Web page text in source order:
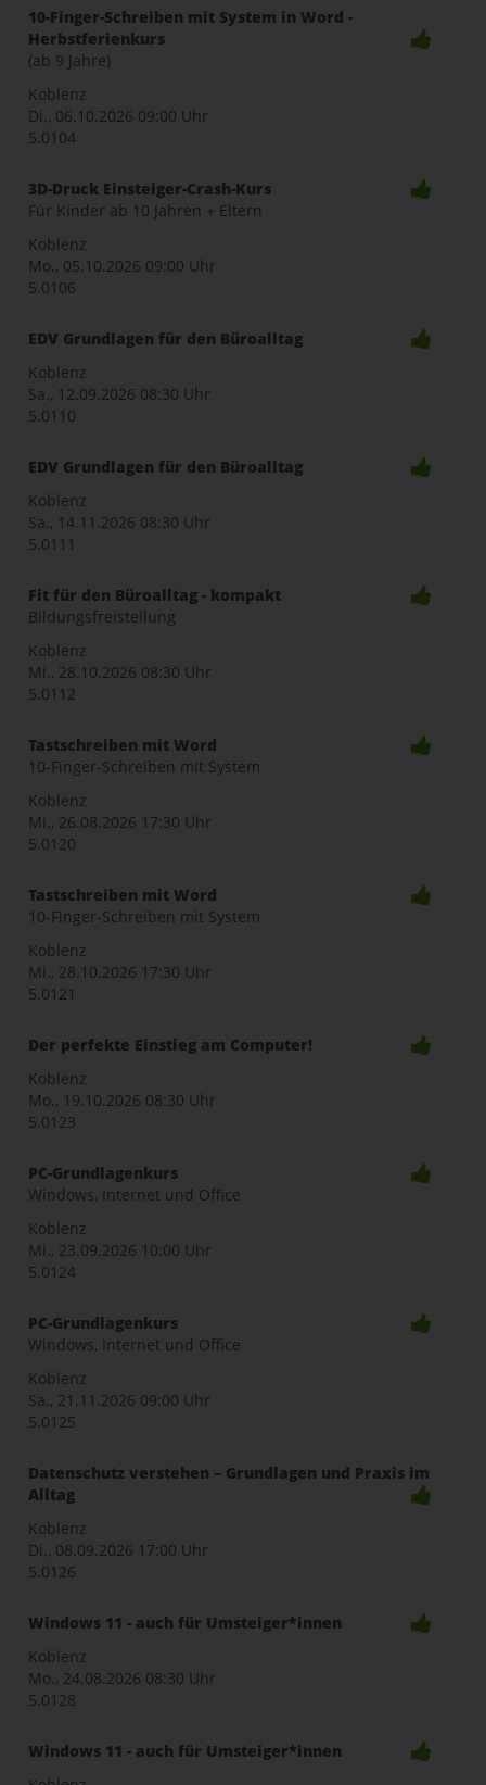
10-Finger-Schreiben mit System in Word -
Herbstferienkurs
(ab 9 Jahre)
Koblenz
Di., 06.10.2026 09:00 Uhr
5.0104
3D-Druck Einsteiger-Crash-Kurs
Für Kinder ab 10 Jahren + Eltern
Koblenz
Mo., 05.10.2026 09:00 Uhr
5.0106
EDV Grundlagen für den Büroalltag
Koblenz
Sa., 12.09.2026 08:30 Uhr
5.0110
EDV Grundlagen für den Büroalltag
Koblenz
Sa., 14.11.2026 08:30 Uhr
5.0111
Fit für den Büroalltag - kompakt
Bildungsfreistellung
Koblenz
Mi., 28.10.2026 08:30 Uhr
5.0112
Tastschreiben mit Word
10-Finger-Schreiben mit System
Koblenz
Mi., 26.08.2026 17:30 Uhr
5.0120
Tastschreiben mit Word
10-Finger-Schreiben mit System
Koblenz
Mi., 28.10.2026 17:30 Uhr
5.0121
Der perfekte Einstieg am Computer!
Koblenz
Mo., 19.10.2026 08:30 Uhr
5.0123
PC-Grundlagenkurs
Windows, Internet und Office
Koblenz
Mi., 23.09.2026 10:00 Uhr
5.0124
PC-Grundlagenkurs
Windows, Internet und Office
Koblenz
Sa., 21.11.2026 09:00 Uhr
5.0125
Datenschutz verstehen – Grundlagen und Praxis im
Alltag
Koblenz
Di., 08.09.2026 17:00 Uhr
5.0126
Windows 11 - auch für Umsteiger*innen
Koblenz
Mo., 24.08.2026 08:30 Uhr
5.0128
Windows 11 - auch für Umsteiger*innen